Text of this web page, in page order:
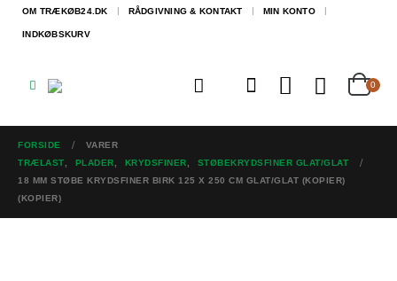
OM TRÆKØB24.DK RÅDGIVNING & KONTAKT MIN KONTO
INDKØBSKURV
0
FORSIDE
VARER
TRÆLAST
PLADER KRYDSFINER
STØBEKRYDSFINER GLAT/GLAT
18 MM STØBE KRYDSFINER BIRK 125 X 250 CM GLAT/GLAT (KOPIER)
(KOPIER)